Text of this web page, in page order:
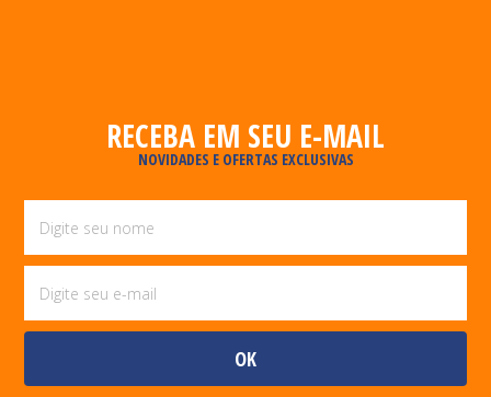
RECEBA EM SEU E-MAIL
NOVIDADES E OFERTAS EXCLUSIVAS